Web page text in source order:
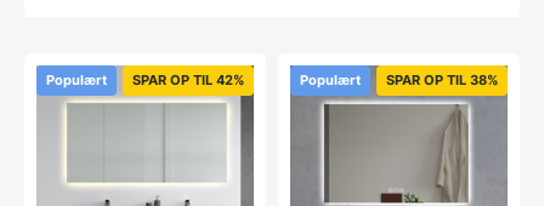
Populært SPAR OP TIL 42% Populært SPAR OP TIL 38%